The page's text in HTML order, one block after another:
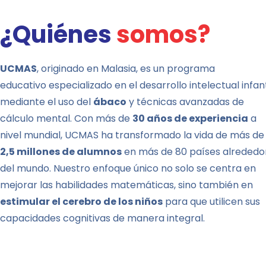
¿Quiénessomos?
UCMAS, originado en Malasia, es un programa
educativo especializado en el desarrollo intelectual
mediante el uso del ábaco y técnicas avanzadas de
cálculo mental. Con más de 30 años deexperiencia a
nivel mundial, UCMAS ha transformado la vida de más de
2,5 millones de alumnosen más de 80 países
del mundo. Nuestro enfoque único no solo se centra en
mejorar las habilidades matemáticas, sino también en
estimular el cerebro de los niños para que utilicen sus
capacidades cognitivas de manera integral.